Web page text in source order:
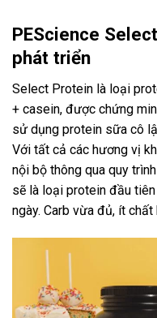
PEScience
phát triển
Select Protein là loại
+ casein, được chứng
sử dụng protein sữa cô
Với tất cả các hương vị
nội bộ thông qua quy
sẽ là loại protein đầu
ngày. Carb vừa đủ, ít